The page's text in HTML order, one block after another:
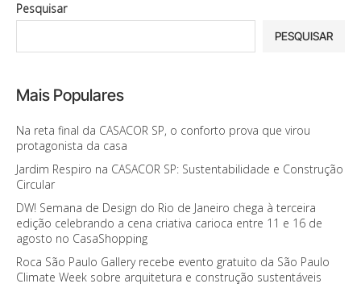
Pesquisar
PESQUISAR
Mais Populares
Na reta final da CASACOR SP, o conforto prova que virou
protagonista da casa
Jardim Respiro na CASACOR SP: Sustentabilidade e Construção
Circular
DW! Semana de Design do Rio de Janeiro chega à terceira
edição celebrando a cena criativa carioca entre 11 e 16 de
agosto no CasaShopping
Roca São Paulo Gallery recebe evento gratuito da São Paulo
Climate Week sobre arquitetura e construção sustentáveis